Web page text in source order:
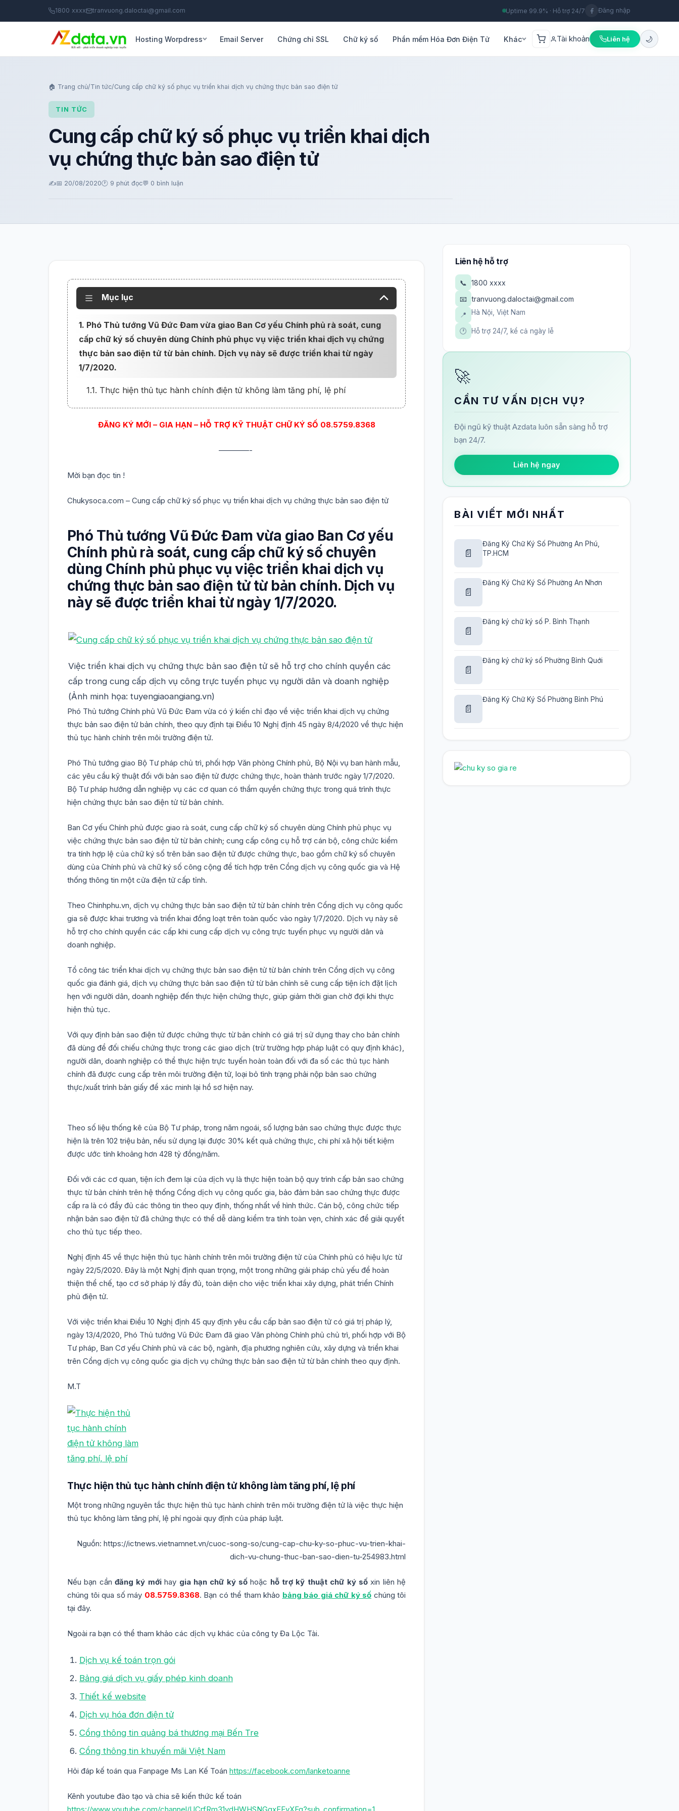
1800 xxxx tranvuong.daloctai@gmail.com Uptime 99.9% · Hỗ trợ 24/7 Đăng nhập
Hosting Worpdress Email Server Chứng chỉ SSL Chữ ký số Phần mềm Hóa Đơn Điện Tử Khác Tài khoản Liên hệ 🌙
🏠 Trang chủ/Tin tức/Cung cấp chữ ký số phục vụ triển khai dịch vụ chứng thực bản sao điện tử
TIN TỨC
Cung cấp chữ ký số phục vụ triển khai dịch
vụ chứng thực bản sao điện tử
✍️📅 20/08/2020🕐 9 phút đọc💬 0 bình luận
Mục lục
1. Phó Thủ tướng Vũ Đức Đam vừa giao Ban Cơ yếu Chính phủ rà soát, cung
cấp chữ ký số chuyên dùng Chính phủ phục vụ việc triển khai dịch vụ chứng
thực bản sao điện tử từ bản chính. Dịch vụ này sẽ được triển khai từ ngày
1/7/2020.
1.1. Thực hiện thủ tục hành chính điện tử không làm tăng phí, lệ phí
ĐĂNG KÝ MỚI – GIA HẠN – HỖ TRỢ KỸ THUẬT CHỮ KÝ SỐ 08.5759.8368
————-
Mời bạn đọc tin !
Chukysoca.com – Cung cấp chữ ký số phục vụ triển khai dịch vụ chứng thực bản sao điện tử
Phó Thủ tướng Vũ Đức Đam vừa giao Ban Cơ yếu
Chính phủ rà soát, cung cấp chữ ký số chuyên
dùng Chính phủ phục vụ việc triển khai dịch vụ
chứng thực bản sao điện tử từ bản chính. Dịch vụ
này sẽ được triển khai từ ngày 1/7/2020.
Việc triển khai dịch vụ chứng thực bản sao điện tử sẽ hỗ trợ cho chính quyền các
cấp trong cung cấp dịch vụ công trực tuyến phục vụ người dân và doanh nghiệp
(Ảnh minh họa: tuyengiaoangiang.vn)
Phó Thủ tướng Chính phủ Vũ Đức Đam vừa có ý kiến chỉ đạo về việc triển khai dịch vụ chứng
thực bản sao điện tử bản chính, theo quy định tại Điều 10 Nghị định 45 ngày 8/4/2020 về thực hiện
thủ tục hành chính trên môi trường điện tử.
Phó Thủ tướng giao Bộ Tư pháp chủ trì, phối hợp Văn phòng Chính phủ, Bộ Nội vụ ban hành mẫu,
các yêu cầu kỹ thuật đối với bản sao điện tử được chứng thực, hoàn thành trước ngày 1/7/2020.
Bộ Tư pháp hướng dẫn nghiệp vụ các cơ quan có thẩm quyền chứng thực trong quá trình thực
hiện chứng thực bản sao điện tử từ bản chính.
Ban Cơ yếu Chính phủ được giao rà soát, cung cấp chữ ký số chuyên dùng Chính phủ phục vụ
việc chứng thực bản sao điện tử từ bản chính; cung cấp công cụ hỗ trợ cán bộ, công chức kiểm
tra tính hợp lệ của chữ ký số trên bản sao điện tử được chứng thực, bao gồm chữ ký số chuyên
dùng của Chính phủ và chữ ký số công cộng để tích hợp trên Cổng dịch vụ công quốc gia và Hệ
thống thông tin một cửa điện tử cấp tỉnh.
Theo Chinhphu.vn, dịch vụ chứng thực bản sao điện tử từ bản chính trên Cổng dịch vụ công quốc
gia sẽ được khai trương và triển khai đồng loạt trên toàn quốc vào ngày 1/7/2020. Dịch vụ này sẽ
hỗ trợ cho chính quyền các cấp khi cung cấp dịch vụ công trực tuyến phục vụ người dân và
doanh nghiệp.
Tổ công tác triển khai dịch vụ chứng thực bản sao điện tử từ bản chính trên Cổng dịch vụ công
quốc gia đánh giá, dịch vụ chứng thực bản sao điện tử từ bản chính sẽ cung cấp tiện ích đặt lịch
hẹn với người dân, doanh nghiệp đến thực hiện chứng thực, giúp giảm thời gian chờ đợi khi thực
hiện thủ tục.
Với quy định bản sao điện tử được chứng thực từ bản chính có giá trị sử dụng thay cho bản chính
đã dùng để đối chiếu chứng thực trong các giao dịch (trừ trường hợp pháp luật có quy định khác),
người dân, doanh nghiệp có thể thực hiện trực tuyến hoàn toàn đối với đa số các thủ tục hành
chính đã được cung cấp trên môi trường điện tử, loại bỏ tình trạng phải nộp bản sao chứng
thực/xuất trình bản giấy để xác minh lại hồ sơ hiện nay.
Theo số liệu thống kê của Bộ Tư pháp, trong năm ngoái, số lượng bản sao chứng thực được thực
hiện là trên 102 triệu bản, nếu sử dụng lại được 30% kết quả chứng thực, chi phí xã hội tiết kiệm
được ước tính khoảng hơn 428 tỷ đồng/năm.
Đối với các cơ quan, tiện ích đem lại của dịch vụ là thực hiện toàn bộ quy trình cấp bản sao chứng
thực từ bản chính trên hệ thống Cổng dịch vụ công quốc gia, bảo đảm bản sao chứng thực được
cấp ra là có đầy đủ các thông tin theo quy định, thống nhất về hình thức. Cán bộ, công chức tiếp
nhận bản sao điện tử đã chứng thực có thể dễ dàng kiểm tra tính toàn vẹn, chính xác để giải quyết
cho thủ tục tiếp theo.
Nghị định 45 về thực hiện thủ tục hành chính trên môi trường điện tử của Chính phủ có hiệu lực từ
ngày 22/5/2020. Đây là một Nghị định quan trọng, một trong những giải pháp chủ yếu để hoàn
thiện thể chế, tạo cơ sở pháp lý đầy đủ, toàn diện cho việc triển khai xây dựng, phát triển Chính
phủ điện tử.
Với việc triển khai Điều 10 Nghị định 45 quy định yêu cầu cấp bản sao điện tử có giá trị pháp lý,
ngày 13/4/2020, Phó Thủ tướng Vũ Đức Đam đã giao Văn phòng Chính phủ chủ trì, phối hợp với Bộ
Tư pháp, Ban Cơ yếu Chính phủ và các bộ, ngành, địa phương nghiên cứu, xây dựng và triển khai
trên Cổng dịch vụ công quốc gia dịch vụ chứng thực bản sao điện tử từ bản chính theo quy định.
M.T
Thực hiện thủ tục hành chính điện tử không làm tăng phí, lệ phí
Một trong những nguyên tắc thực hiện thủ tục hành chính trên môi trường điện tử là việc thực hiện
thủ tục không làm tăng phí, lệ phí ngoài quy định của pháp luật.
Nguồn: https://ictnews.vietnamnet.vn/cuoc-song-so/cung-cap-chu-ky-so-phuc-vu-trien-khai-
dich-vu-chung-thuc-ban-sao-dien-tu-254983.html
Nếu bạn cầnđăng ký mớihay gia hạn chữ ký sốhoặc hỗ trợ kỹ thuật chữ ký sốxin liên hệ
chúng tôi qua số máy 08.5759.8368. Bạn có thể tham khảo bảng báo giá chữ ký số chúng tôi
tại đây.
Ngoài ra bạn có thể tham khảo các dịch vụ khác của công ty Đa Lộc Tài.
Dịch vụ kế toán trọn gói
Bảng giá dịch vụ giấy phép kinh doanh
Thiết kế website
Dịch vụ hóa đơn điện tử
Cổng thông tin quảng bá thương mại Bến Tre
Cổng thông tin khuyến mãi Việt Nam
Hỏi đáp kế toán qua Fanpage Ms Lan Kế Toán https://facebook.com/lanketoanne
Kênh youtube đào tạo và chia sẽ kiến thức kế toán
Liên hệ hỗ trợ
📞 1800 xxxx
📧 tranvuong.daloctai@gmail.com
📍 Hà Nội, Việt Nam
🕐 Hỗ trợ 24/7, kể cả ngày lễ
🚀
CẦN TƯ VẤN DỊCH VỤ?
Đội ngũ kỹ thuật Azdata luôn sẵn sàng hỗ trợ
bạn 24/7.
Liên hệ ngay
BÀI VIẾT MỚI NHẤT
📄
Đăng Ký Chữ Ký Số Phường An Phú,
TP.HCM
📄
Đăng Ký Chữ Ký Số Phường An Nhơn
📄
Đăng ký chữ ký số P. Bình Thạnh
📄
Đăng ký chữ ký số Phường Bình Quới
📄
Đăng Ký Chữ Ký Số Phường Bình Phú